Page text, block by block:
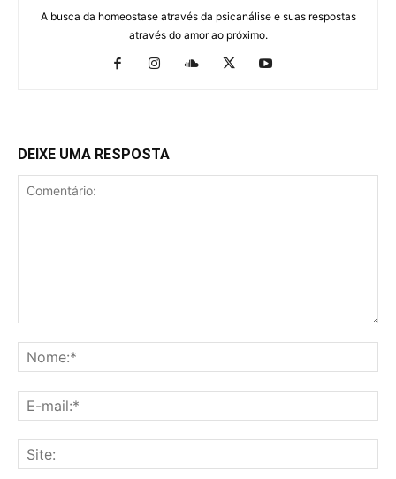
A busca da homeostase através da psicanálise e suas respostas
através do amor ao próximo.
DEIXE UMA RESPOSTA